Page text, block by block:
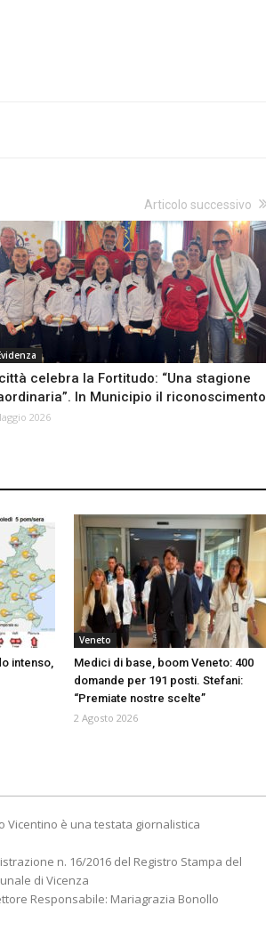
Articolo successivo
celebra la Fortitudo: “Una stagione
In Municipio il riconoscimento
2026
intenso,
Veneto
Medici di base, boom Veneto: 400
domande per 191 posti. Stefani:
“Premiate nostre scelte”
2 Agosto 2026
Vicentino è una testata giornalistica
n. 16/2016 del Registro Stampa del
di Vicenza
Responsabile: Mariagrazia Bonollo